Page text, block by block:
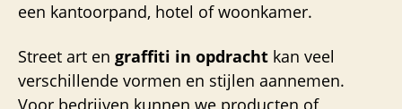
een kantoorpand, hotel of woonkamer.
Street art en graffiti in opdracht kan veel
verschillende vormen en stijlen aannemen.
Voor bedrijven kunnen we producten of